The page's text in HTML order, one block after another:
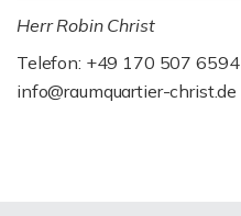
Herr Robin Christ
Telefon: +49 170 507 6594
info@raumquartier-christ.de